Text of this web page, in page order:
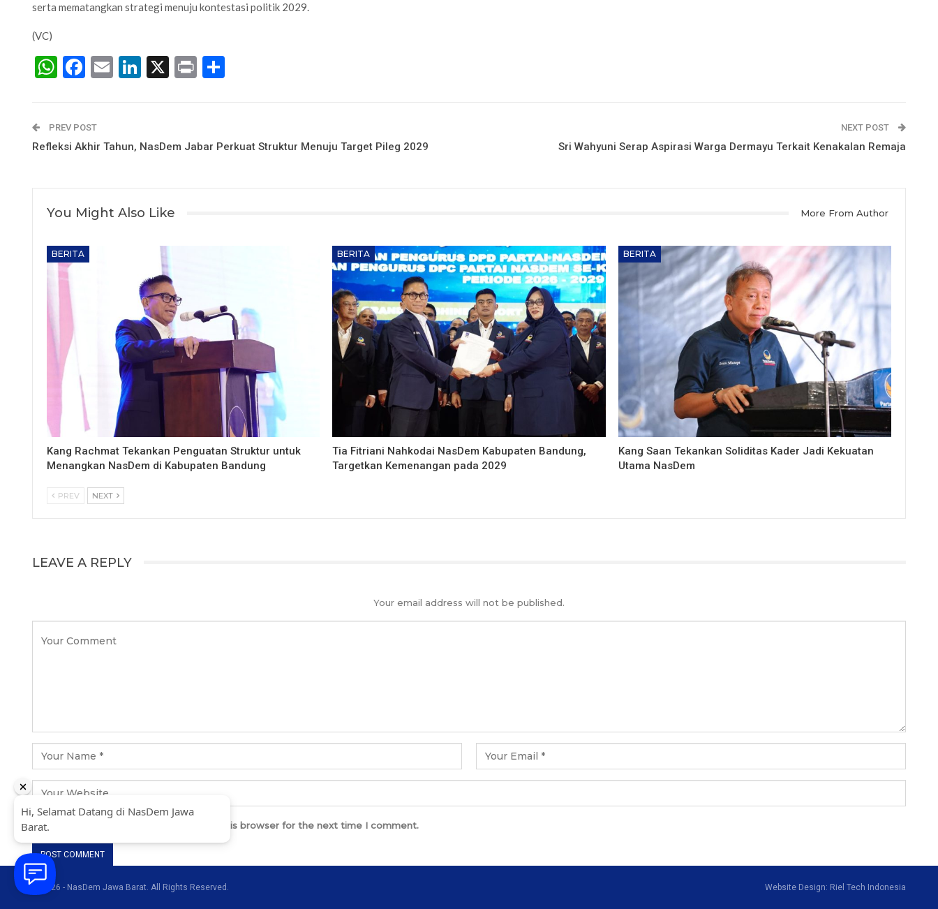
serta mematangkan strategi menuju kontestasi politik 2029.
(VC)
WhatsApp
Facebook
EmailLinkedIn
X Print
PREV POST
Refleksi Akhir Tahun, NasDem Jabar Perkuat Struktur Menuju Target Pileg 2029
NEXT POST
Sri Wahyuni Serap Aspirasi Warga Dermayu Terkait Kenakalan Remaja
You Might Also Like More From Author
BERITA
Kang Rachmat Tekankan Penguatan Struktur untuk
Menangkan NasDem di Kabupaten Bandung
BERITA
Tia Fitriani Nahkodai NasDem Kabupaten Bandung,
Targetkan Kemenangan pada 2029
BERITA
Kang Saan Tekankan Soliditas Kader Jadi Kekuatan
Utama NasDem
PREV NEXT
LEAVE A REPLY
Your email address will not be published.
Save my name, email, and website in this browser for the next time I comment.
© 2026 - NasDem Jawa Barat. All Rights Reserved. Website Design: Riel Tech Indonesia